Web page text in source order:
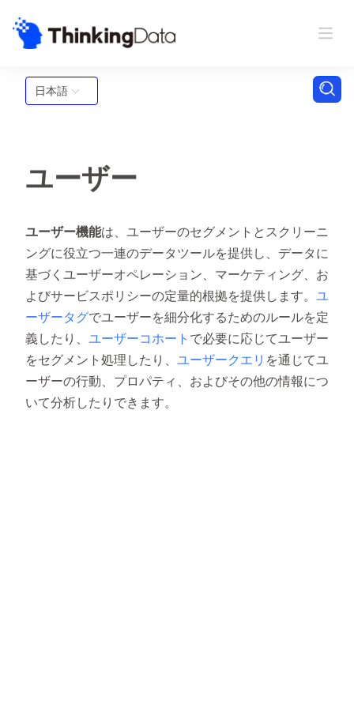
日本語
ユーザー
ユーザー機能は、ユーザーのセグメントとスクリーニ
ングに役立つ一連のデータツールを提供し、データに
基づくユーザーオペレーション、マーケティング、お
よびサービスポリシーの定量的根拠を提供します。 ユ
ーザータグでユーザーを細分化するためのルールを定
義したり、 ユーザーコホート で必要に応じてユーザー
をセグメント処理したり、 ユーザークエリ を通じてユ
ーザーの行動、プロパティ、およびその他の情報につ
いて分析したりできます。